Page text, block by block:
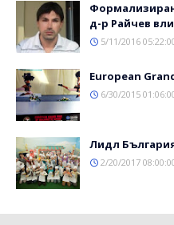
д-р Райчев
5/11/2016
Еuropean
6/30/2015
Лидл
2/20/2017